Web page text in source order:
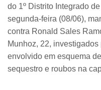
do 1º Distrito Integrado
segunda-feira (08/06),
contra Ronald Sales
Munhoz, 22,
envolvido em esquema
sequestro e roubos na